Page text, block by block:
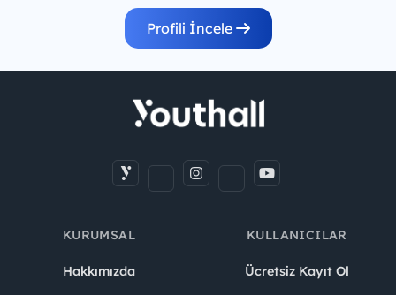
Profili İncele
KURUMSAL
Hakkımızda
KULLANICILAR
Ücretsiz Kayıt Ol